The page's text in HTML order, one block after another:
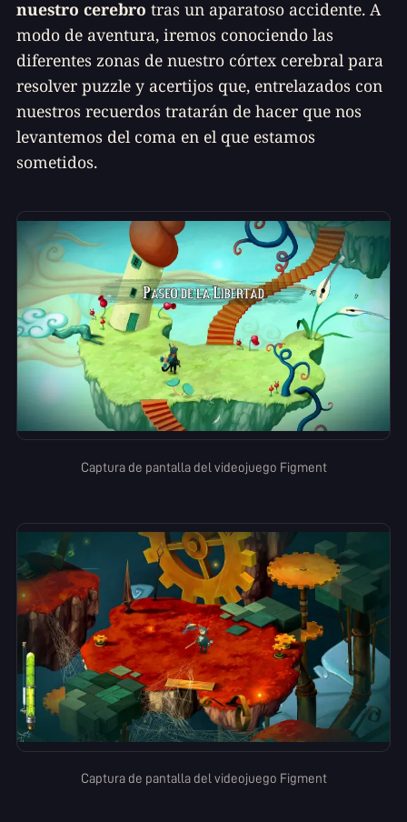
nuestro cerebro tras un aparatoso accidente. A
modo de aventura, iremos conociendo las
diferentes zonas de nuestro córtex cerebral para
resolver puzzle y acertijos que, entrelazados con
nuestros recuerdos tratarán de hacer que nos
levantemos del coma en el que estamos
sometidos.
Captura de pantalla del videojuego Figment
Captura de pantalla del videojuego Figment